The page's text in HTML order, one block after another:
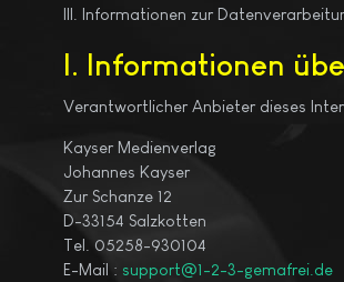
III. Informationen zur
I. Informationen
Verantwortlicher Anbieter dieses
Kayser Medienverlag
Johannes Kayser
Zur Schanze 12
D-33154 Salzkotten
Tel. 05258-930104
E-Mail : support@1-2-3-gemafrei.de